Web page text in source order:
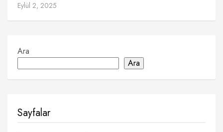
Eylül 2, 2025
Ara
Ara
Sayfalar